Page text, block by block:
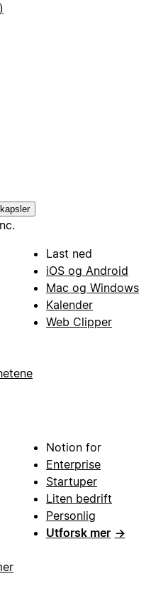
Last ned
iOS og Android
Mac og Windows
Kalender
Web Clipper
Notion for
Enterprise
Startuper
Liten bedrift
Personlig
Utforsk mer →